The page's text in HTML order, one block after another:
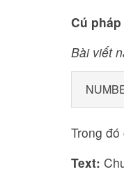
Cú
Bài viết
Trong
Text: